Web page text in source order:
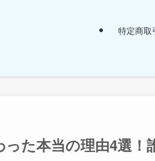
特定商取
た本当の理由4選！